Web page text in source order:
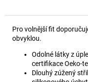
Pro volnější fit
obvyklou.
Odolné látky z
certifikace Oeko-
Dlouhý zúžený